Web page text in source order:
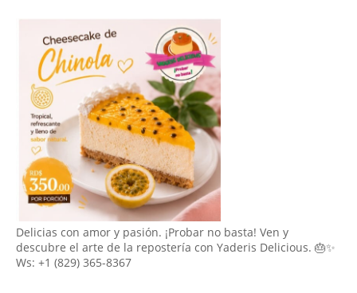
Delicias con amor y pasión. ¡Probar no basta! Ven y
descubre el arte de la repostería con Yaderis Delicious. 🎂✨
Ws: +1 (829) 365-8367